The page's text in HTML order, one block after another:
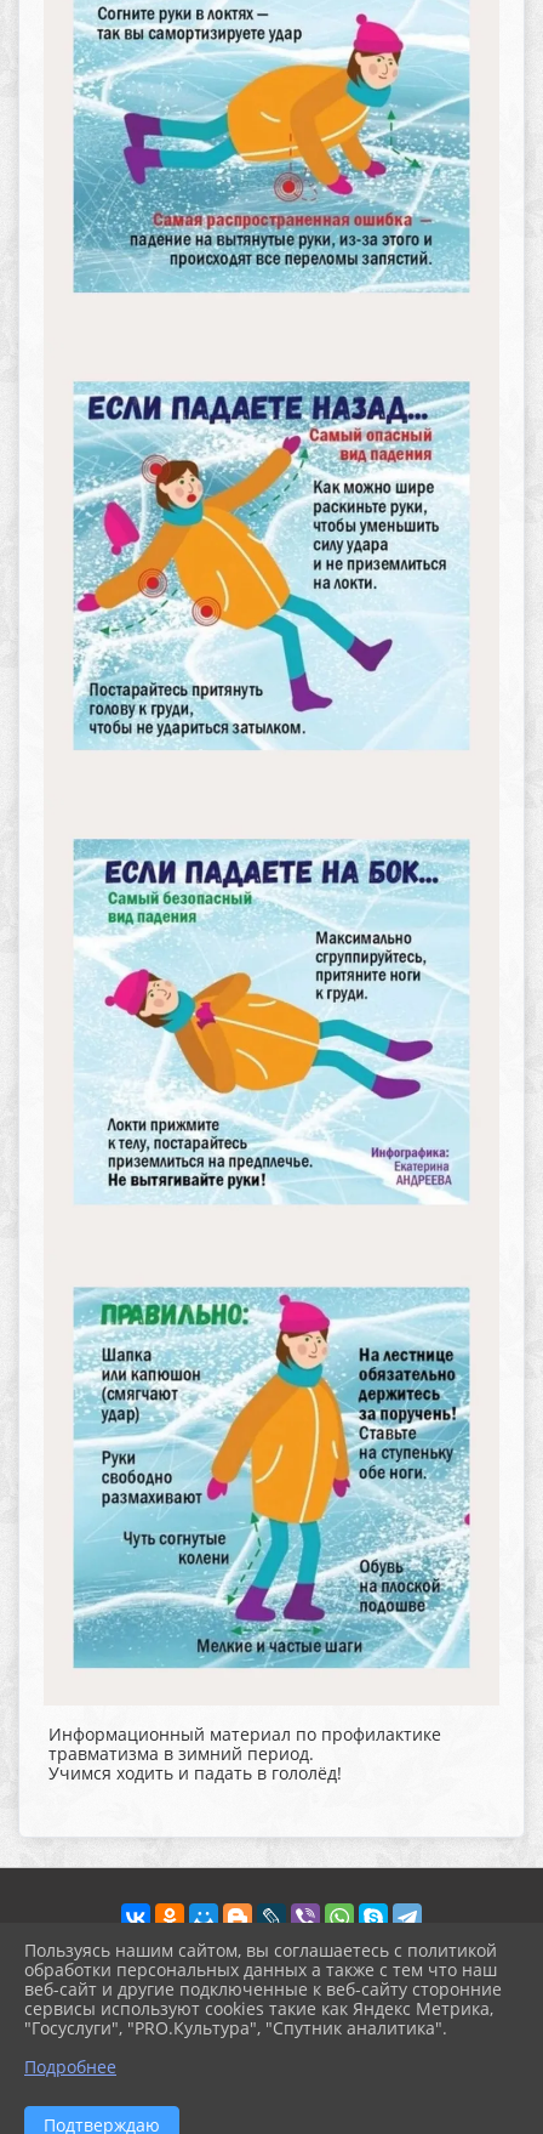
Информационный материал по профилактике
травматизма в зимний период.
Учимся ходить и падать в гололёд!
2026 г. pokrov-ck.ru
Вход
Карта сайта
Политика обработки персональных данных
Сделано на KubCMS
Разработка и поддержка
Пользуясь нашим сайтом, вы соглашаетесь с политикой
обработки персональных данных а также с тем что наш
веб-сайт и другие подключенные к веб-сайту сторонние
сервисы используют cookies такие как Яндекс Метрика,
"Госуслуги", "PRO.Культура", "Спутник аналитика".
Подробнее
Подтверждаю